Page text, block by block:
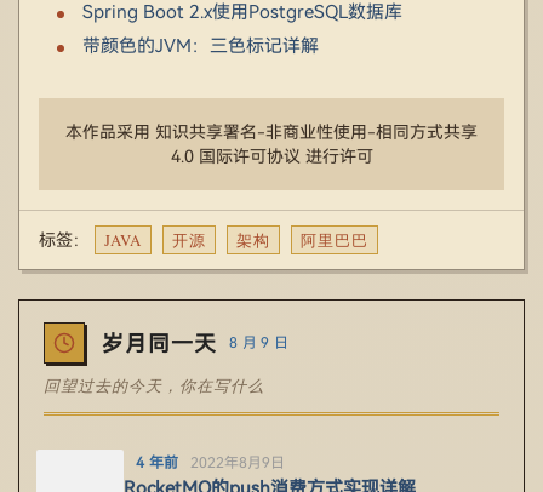
Spring Boot 2.x使用PostgreSQL数据库
带颜色的JVM：三色标记详解
本作品采用 知识共享署名-非商业性使用-相同方式共享
4.0 国际许可协议 进行许可
标签： JAVA 开源 架构 阿里巴巴
岁月同一天 8 月 9 日
回望过去的今天，你在写什么
4 年前 2022年8月9日